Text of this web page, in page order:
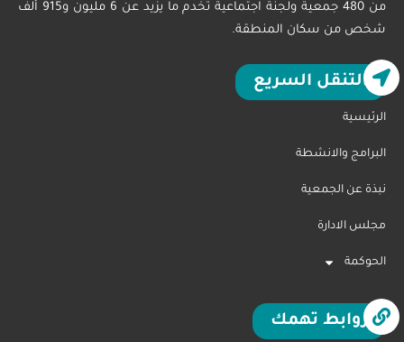
من 480 جمعية ولجنة اجتماعية تخدم ما يزيد عن 6 مليون و915 ألف
شخص من سكان المنطقة.
التنقل السريع
الرئيسية
البرامج والانشطة
نبذة عن الجمعية
مجلس الادارة
الحوكمة
روابط تهمك